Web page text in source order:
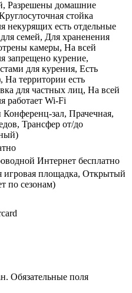
Разрешены домашние
стойка
некурящих есть отдельные
семей, Для храненения
камеры, На всей
запрещено курение,
для курения, Есть
На территории есть
для частных лиц, На всей
работает Wi-Fi
зал, Прачечная,
Трансфер от/до
Интернет бесплатно
игровая площадка, Открытый
по сезонам)
Обязательные поля